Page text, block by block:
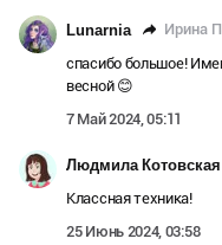
Lunarnia Ирина
спасибо большое!
весной 😊
7 Май 2024, 05:11
Людмила Котовская
Классная техника!
25 Июнь 2024, 03:58